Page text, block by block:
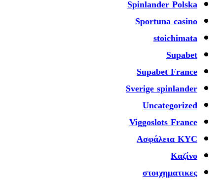
Spinlander Polska
Sportuna casino
stoichimata
Supabet
Supabet France
Sverige spinlander
Uncategorized
Viggoslots France
Ασφάλεια KYC
Καζίνο
στοιχηματικες